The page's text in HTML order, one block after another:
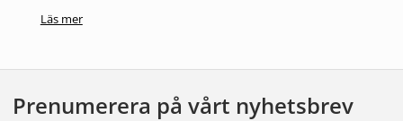
Teknisk Specifikation
Vikt: 38,50g
Läs mer
Prenumerera på vårt nyhetsbrev